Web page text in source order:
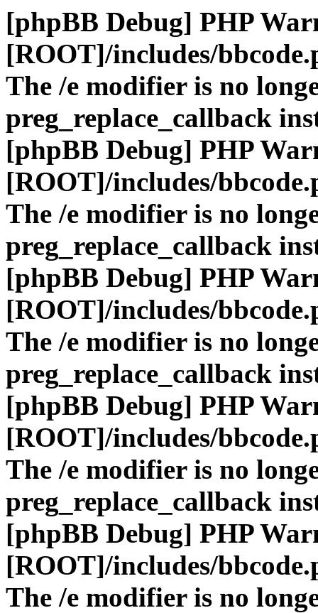
[phpBB Debug] PHP
[ROOT]/includes/
The /e modifier is no
preg_replace_callback
[phpBB Debug] PHP
[ROOT]/includes/
The /e modifier is no
preg_replace_callback
[phpBB Debug] PHP
[ROOT]/includes/
The /e modifier is no
preg_replace_callback
[phpBB Debug] PHP
[ROOT]/includes/
The /e modifier is no
preg_replace_callback
[phpBB Debug] PHP
[ROOT]/includes/
The /e modifier is no